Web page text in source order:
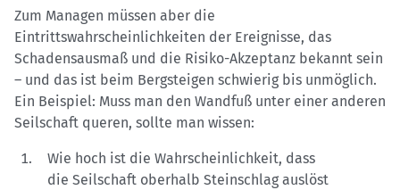
Zum Managen müssen aber die
Eintrittswahrscheinlichkeiten der Ereignisse, das
Schadensausmaß und die Risiko-Akzeptanz bekannt sein
– und das ist beim Bergsteigen schwierig bis unmöglich.
Ein Beispiel: Muss man den Wandfuß unter einer anderen
Seilschaft queren, sollte man wissen:
Wie hoch ist die Wahrscheinlichkeit, dass
die Seilschaft oberhalb Steinschlag auslöst